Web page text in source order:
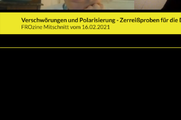
Video